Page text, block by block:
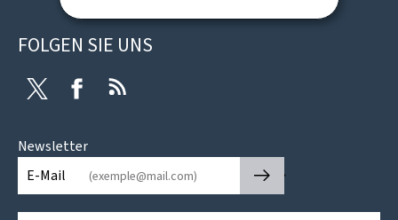
FOLGEN SIE UNS
Twitter Facebook
Newsletter
E-Mail
🡒